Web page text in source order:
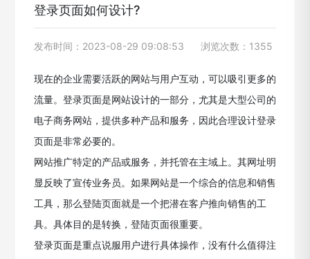
登录页面如何设计?
发布时间：2023-08-29 09:08:53 浏览次数：1355
现在的企业需要活跃的网站与用户互动，可以吸引更多的
流量。登录页面是网站设计的一部分，尤其是大型公司的
电子商务网站，提供多种产品和服务，因此合理设计登录
页面是非常必要的。
网站推广特定的产品或服务，并托管在主域上。其网址明
显反映了宣传业务员。如果网站是一个综合的信息和销售
工具，那么登陆页面就是一个把潜在客户推向销售的工
具。具体目的是转换，登陆页面很重要。
登录页面是重点说服用户进行具体操作，没有什么值得注